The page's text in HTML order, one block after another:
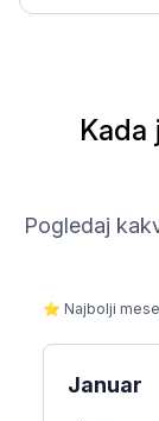
Kada
Pogledaj
⭐ Najbolji
Januar